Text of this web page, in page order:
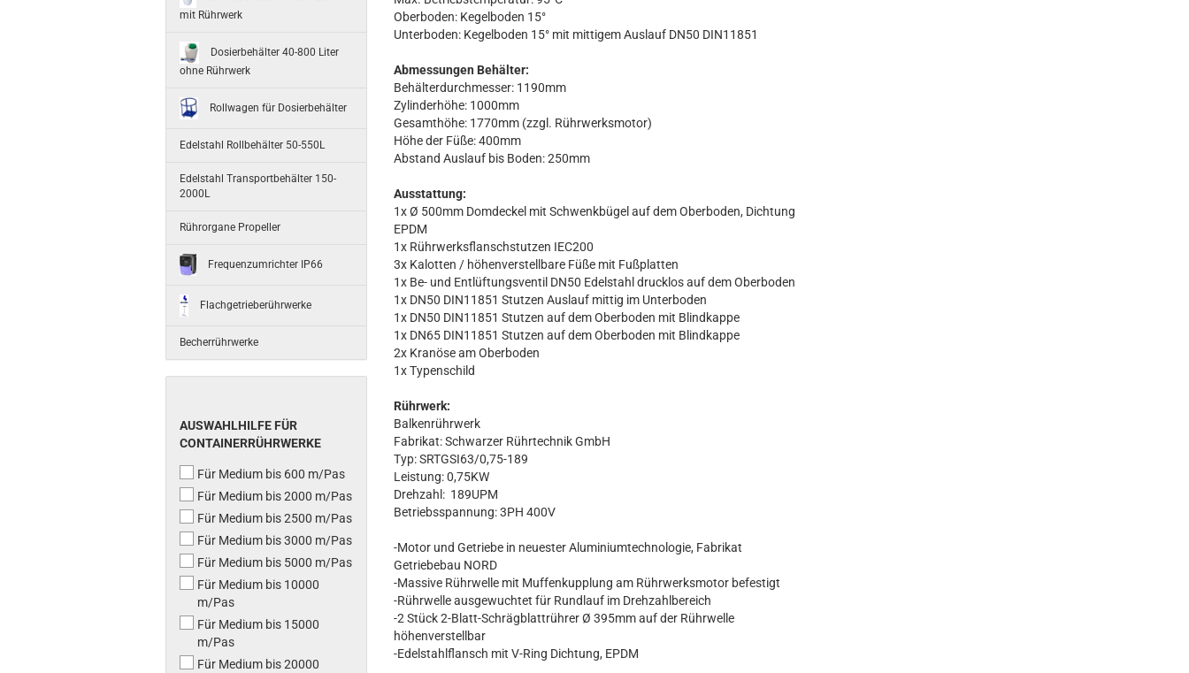
Oberboden: Kegelboden 15°
Unterboden: Kegelboden 15° mit mittigem Auslauf DN50 DIN11851
Abmessungen Behälter:
Behälterdurchmesser: 1190mm
Zylinderhöhe: 1000mm
Gesamthöhe: 1770mm (zzgl. Rührwerksmotor)
Höhe der Füße: 400mm
Abstand Auslauf bis Boden: 250mm
Ausstattung:
1x Ø 500mm Domdeckel mit Schwenkbügel auf dem Oberboden, Dichtung
EPDM
1x Rührwerksflanschstutzen IEC200
3x Kalotten / höhenverstellbare Füße mit Fußplatten
1x Be- und Entlüftungsventil DN50 Edelstahl drucklos auf dem Oberboden
1x DN50 DIN11851 Stutzen Auslauf mittig im Unterboden
1x DN50 DIN11851 Stutzen auf dem Oberboden mit Blindkappe
1x DN65 DIN11851 Stutzen auf dem Oberboden mit Blindkappe
2x Kranöse am Oberboden
1x Typenschild
Rührwerk:
Balkenrührwerk
Fabrikat: Schwarzer Rührtechnik GmbH
Typ: SRTGSI63/0,75-189
Leistung: 0,75KW
Drehzahl: 189UPM
Betriebsspannung: 3PH 400V
-Motor und Getriebe in neuester Aluminiumtechnologie, Fabrikat
Getriebebau NORD
-Massive Rührwelle mit Muffenkupplung am Rührwerksmotor befestigt
-Rührwelle ausgewuchtet für Rundlauf im Drehzahlbereich
-2 Stück 2-Blatt-Schrägblattrührer Ø 395mm auf der Rührwelle
höhenverstellbar
-Edelstahlflansch mit V-Ring Dichtung, EPDM
mit Rührwerk
Dosierbehälter 40-800 Liter
ohne Rührwerk
Rollwagen für Dosierbehälter
Edelstahl Rollbehälter 50-550L
Edelstahl Transportbehälter 150-
2000L
Rührorgane Propeller
Frequenzumrichter IP66
Flachgetrieberührwerke
Becherrührwerke
AUSWAHLHILFE FÜR
CONTAINERRÜHRWERKE
Für Medium bis 600 m/Pas
Für Medium bis 2000 m/Pas
Für Medium bis 2500 m/Pas
Für Medium bis 3000 m/Pas
Für Medium bis 5000 m/Pas
Für Medium bis 10000
m/Pas
Für Medium bis 15000
m/Pas
Für Medium bis 20000